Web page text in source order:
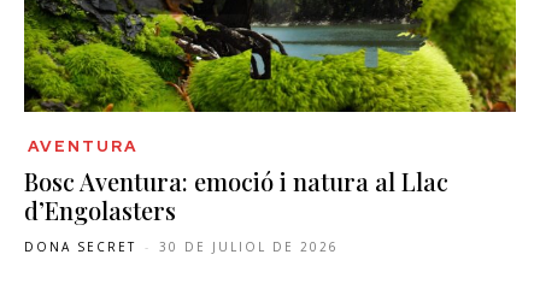
AVENTURA
Bosc Aventura: emoció i natura al Llac
d’Engolasters
DONA SECRET - 30 DE JULIOL DE 2026